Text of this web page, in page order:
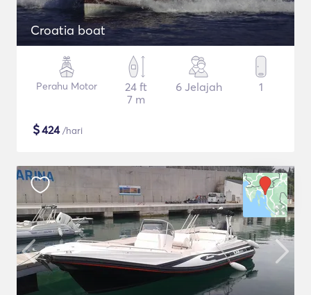
Croatia boat
Perahu Motor
24 ft
7 m
6 Jelajah 1
$424/hari